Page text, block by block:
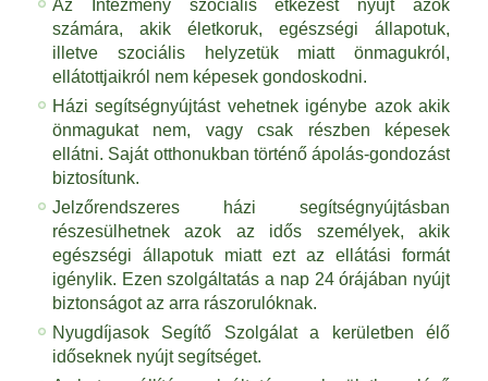
Az Intézmény szociális étkezést nyújt azok
számára, akik életkoruk, egészségi állapotuk,
illetve szociális helyzetük miatt önmagukról,
ellátottjaikról nem képesek gondoskodni.
Házi segítségnyújtást vehetnek igénybe azok akik
önmagukat nem, vagy csak részben képesek
ellátni. Saját otthonukban történő ápolás-gondozást
biztosítunk.
Jelzőrendszeres házi segítségnyújtásban
részesülhetnek azok az idős személyek, akik
egészségi állapotuk miatt ezt az ellátási formát
igénylik. Ezen szolgáltatás a nap 24 órájában nyújt
biztonságot az arra rászorulóknak.
Nyugdíjasok Segítő Szolgálat a kerületben élő
időseknek nyújt segítséget.